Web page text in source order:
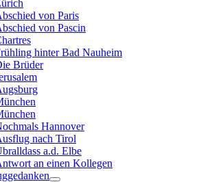
von Paris
von Pascin
hinter Bad Nauheim
Brüder
Hannover
nach Tirol
a.d. Elbe
an einen Kollegen